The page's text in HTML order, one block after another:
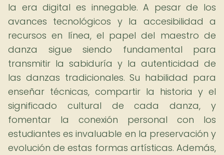
la era digital es innegable. A pesar de los
avances tecnológicos y la accesibilidad a
recursos en línea, el papel del maestro de
danza sigue siendo fundamental para
transmitir la sabiduría y la autenticidad de
las danzas tradicionales. Su habilidad para
enseñar técnicas, compartir la historia y el
significado cultural de cada danza, y
fomentar la conexión personal con los
estudiantes es invaluable en la preservación y
evolución de estas formas artísticas. Además,